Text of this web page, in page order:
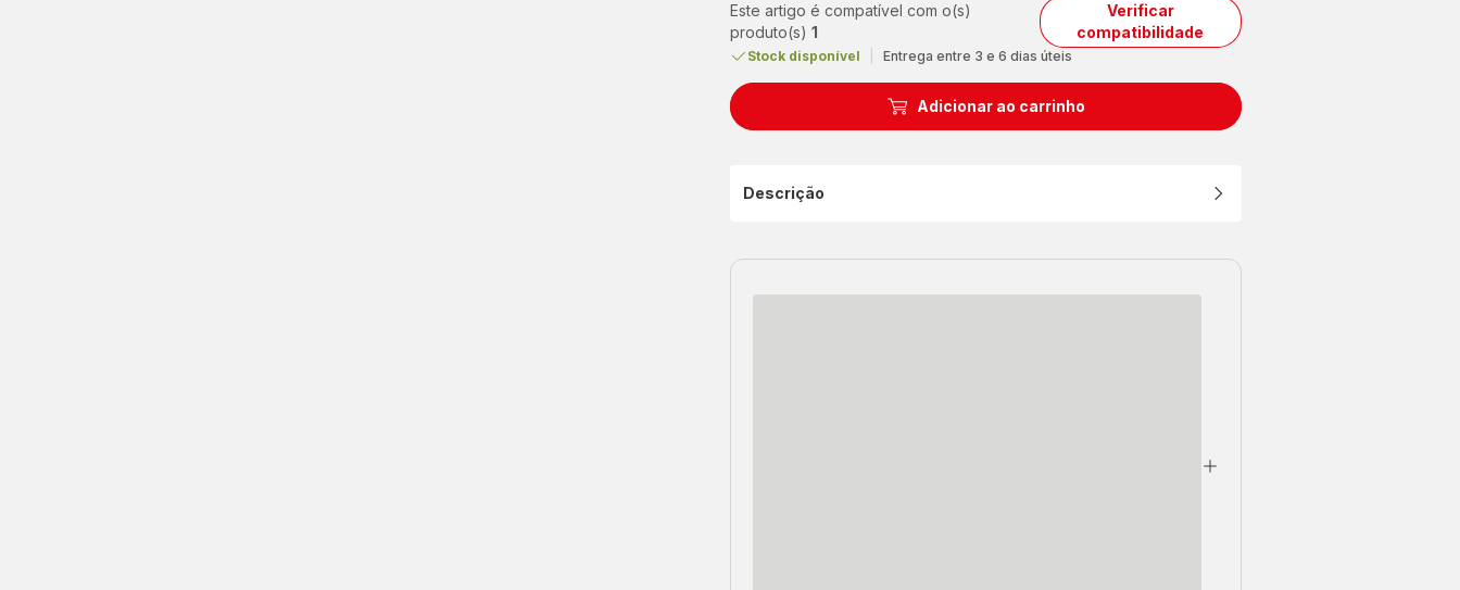
Este artigo é compatível com o(s)
produto(s) 1
Verificar
compatibilidade
Stock disponível Entrega entre 3 e 6 dias úteis
Adicionar ao carrinho
Descrição